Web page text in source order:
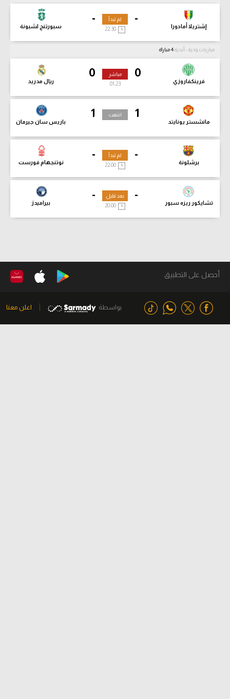
-
إشتريلا أمادورا
-
سبورتنج لشبونة
لم تبدأ
مباريات ودية - أندية
0
فرينكفاروزي
0
ريال مدريد
مباشر
01:25
1
مانشستر يونايتد
1
باريس سان جيرمان
انتهت
-
برشلونة
-
نوتنجهام فورست
لم تبدأ
-
تشايكور ريزه سبور
-
بيراميدز
بعد قليل
أحصل على التطبيق
بواسطة اعلن معنا